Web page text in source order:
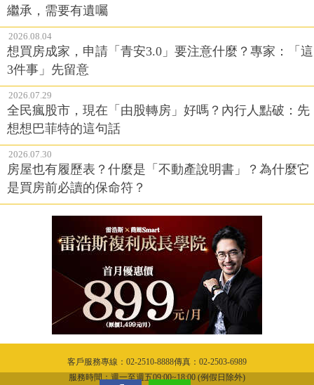
繼承，需要有遺囑
2026.08.04
想買房成家，申請「青安3.0」要注意什麼？專家：「這
3件事」先留意
2026.07.29
全民瘋股市，現在「由股轉房」好嗎？內行人點破：先
想想巴菲特的這句話
2026.07.30
房屋也有履歷表？什麼是「不動產說明書」？為什麼它
是買房前必讀的保命符？
客戶服務專線：02-2510-8888傳真：02-2503-6989
服務時間：週一至週五09:00~18:00 (例假日除外)